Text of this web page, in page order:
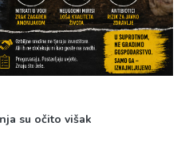
su očito višak